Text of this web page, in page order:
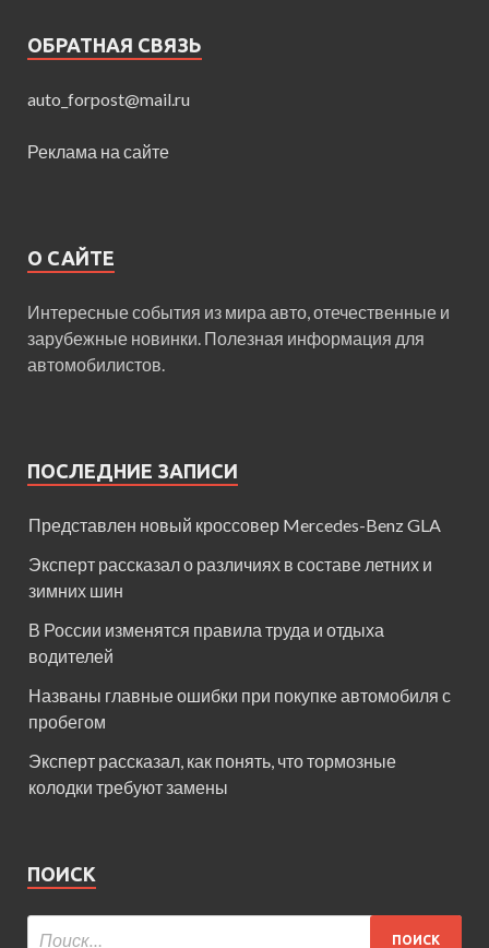
ОБРАТНАЯ СВЯЗЬ
auto_forpost@mail.ru
Реклама на сайте
О САЙТЕ
Интересные события из мира авто, отечественные и
зарубежные новинки. Полезная информация для
автомобилистов.
ПОСЛЕДНИЕ ЗАПИСИ
Представлен новый кроссовер Mercedes-Benz GLA
Эксперт рассказал о различиях в составе летних и
зимних шин
В России изменятся правила труда и отдыха
водителей
Названы главные ошибки при покупке автомобиля с
пробегом
Эксперт рассказал, как понять, что тормозные
колодки требуют замены
ПОИСК